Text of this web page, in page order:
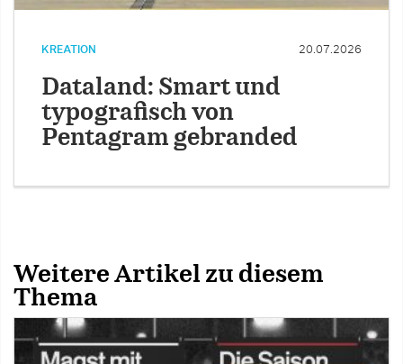
KREATION 20.07.2026
Dataland: Smart und
typografisch von
Pentagram gebranded
Weitere Artikel zu diesem
Thema